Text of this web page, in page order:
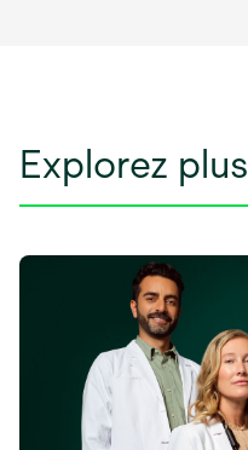
Explorez plus